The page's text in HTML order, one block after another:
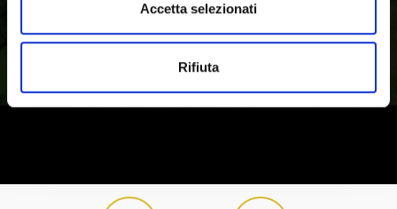
Accetta selezionati
Rifiuta